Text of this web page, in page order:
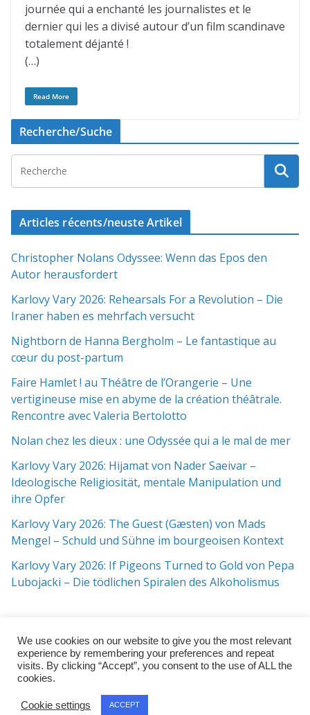
journée qui a enchanté les journalistes et le
dernier qui les a divisé autour d’un film scandinave
totalement déjanté !
(…)
Read More
Recherche/Suche
Articles récents/neuste Artikel
Christopher Nolans Odyssee: Wenn das Epos den
Autor herausfordert
Karlovy Vary 2026: Rehearsals For a Revolution – Die
Iraner haben es mehrfach versucht
Nightborn de Hanna Bergholm – Le fantastique au
cœur du post-partum
Faire Hamlet ! au Théâtre de l’Orangerie – Une
vertigineuse mise en abyme de la création théâtrale.
Rencontre avec Valeria Bertolotto
Nolan chez les dieux : une Odyssée qui a le mal de mer
Karlovy Vary 2026: Hijamat von Nader Saeivar​​ –
Ideologische Religiosität, mentale Manipulation und
ihre Opfer
Karlovy Vary 2026: The Guest (Gæsten) von Mads
Mengel – Schuld und Sühne im bourgeoisen Kontext
Karlovy Vary 2026: If Pigeons Turned to Gold von Pepa
Lubojacki – Die tödlichen Spiralen des Alkoholismus
Copyright © 2026j:mag
Theme:ColorMag Proby ThemeGrill. Powered by
We use cookies on our website to give you the most relevant
experience by remembering your preferences and repeat
visits. By clicking “Accept”, you consent to the use of ALL the
cookies.
Cookie settings ACCEPT